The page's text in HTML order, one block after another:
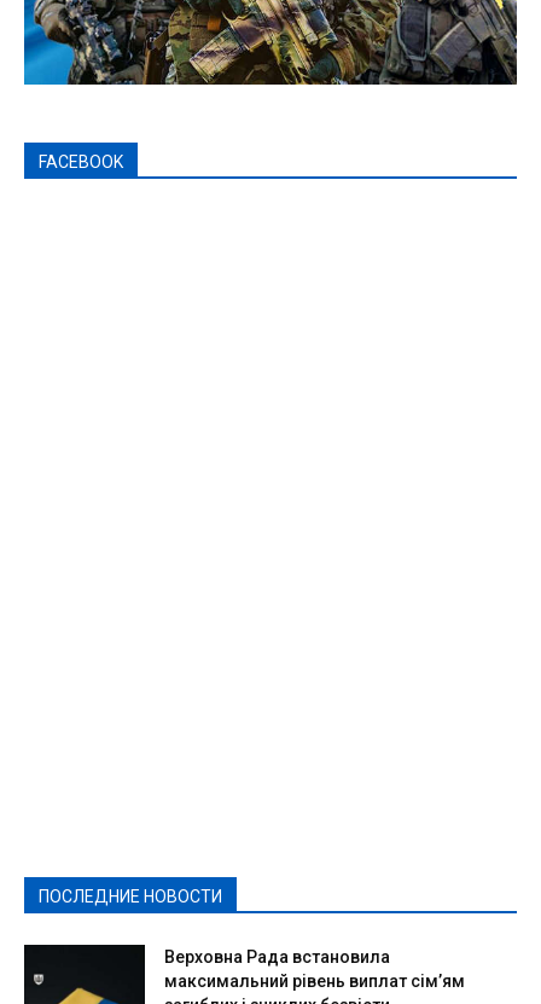
FACEBOOK
ПОСЛЕДНИЕ НОВОСТИ
Верховна Рада встановила
максимальний рівень виплат сім’ям